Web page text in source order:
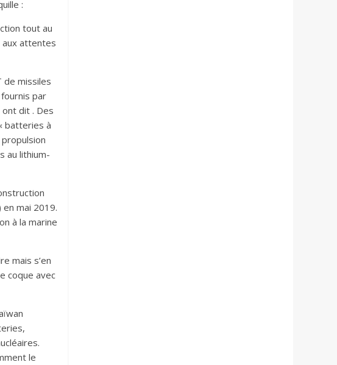
:
tout au
aux attentes
de missiles
par
dit . Des
batteries à
au lithium-
mai 2019.
à la marine
mais s’en
coque avec
le